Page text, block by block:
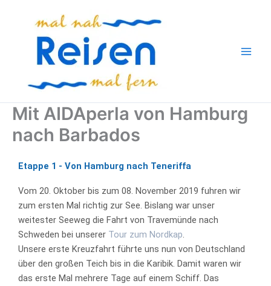
Mit AIDAperla von Hamburg
nach Barbados
Etappe 1 - Von Hamburg nach Teneriffa
Vom 20. Oktober bis zum 08. November 2019 fuhren wir
zum ersten Mal richtig zur See. Bislang war unser
weitester Seeweg die Fahrt von Travemünde nach
Schweden bei unserer Tour zum Nordkap.
Unsere erste Kreuzfahrt führte uns nun von Deutschland
über den großen Teich bis in die Karibik. Damit waren wir
das erste Mal mehrere Tage auf einem Schiff. Das